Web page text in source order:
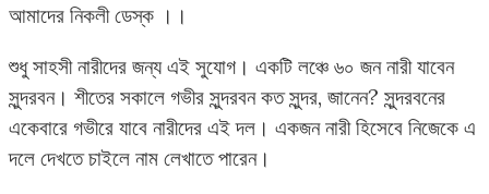
আমাদের নিকলী ডেস্ক ।।
শুধু সাহসী নারীদের জন্য এই সুযোগ। একটি লঞ্চে ৬০ জন নারী যাবেন
সুন্দরবন। শীতের সকালে গভীর সুন্দরবন কত সুন্দর, জানেন? সুন্দরবনের
একেবারে গভীরে যাবে নারীদের এই দল। একজন নারী হিসেবে নিজেকে এ
দলে দেখতে চাইলে নাম লেখাতে পারেন।